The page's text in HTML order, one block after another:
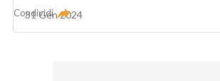
31 Gen 2024
Condividi